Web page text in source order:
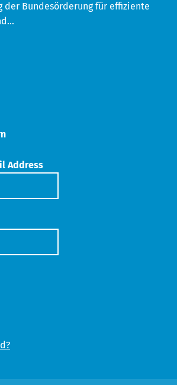
der Bundesörderung für effiziente
Address